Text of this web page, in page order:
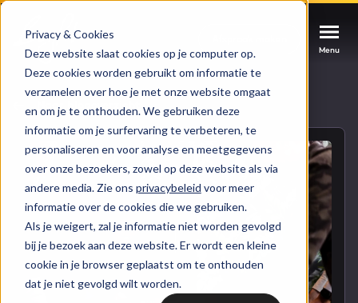
Privacy & Cookies
Deze website slaat cookies op je computer op.
Deze cookies worden gebruikt om informatie te
verzamelen over hoe je met onze website omgaat
en om je te onthouden. We gebruiken deze
informatie om je surfervaring te verbeteren, te
personaliseren en voor analyse en meetgegevens
over onze bezoekers, zowel op deze website als via
andere media. Zie ons privacybeleid voor meer
informatie over de cookies die we gebruiken.
Als je weigert, zal je informatie niet worden gevolgd
bij je bezoek aan deze website. Er wordt een kleine
cookie in je browser geplaatst om te onthouden
dat je niet gevolgd wilt worden.
Menu
Menu
HUBSPOT SERVICES
HubSpot implementatie
HubSpot automations
HubSpot integraties
Cases
Branches
Bright
WELKOM BIJ BRIGHT
Inspiratie
Menu
Could not loads results. Please refresh the
page.
Naar blogoverzicht